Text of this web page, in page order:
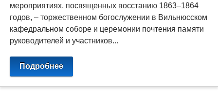
мероприятиях, посвященных восстанию 1863–1864
годов, – торжественном богослужении в Вильнюсском
кафедральном соборе и церемонии почтения памяти
руководителей и участников...
Подробнее